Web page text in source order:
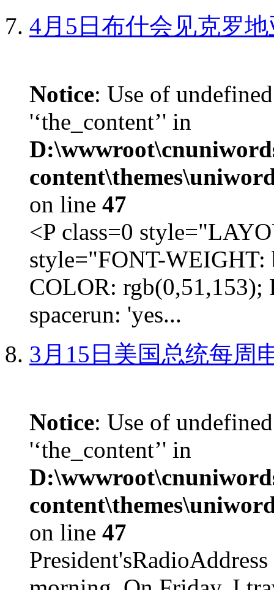
4月5日布什会见克罗
Notice: Use of
'‘the_content’' in
on line 47
<P class=0
style="FONT-
COLOR:
spacerun: 'yes...
3月15日美国总统每周
Notice: Use of
'‘the_content’' in
on line 47